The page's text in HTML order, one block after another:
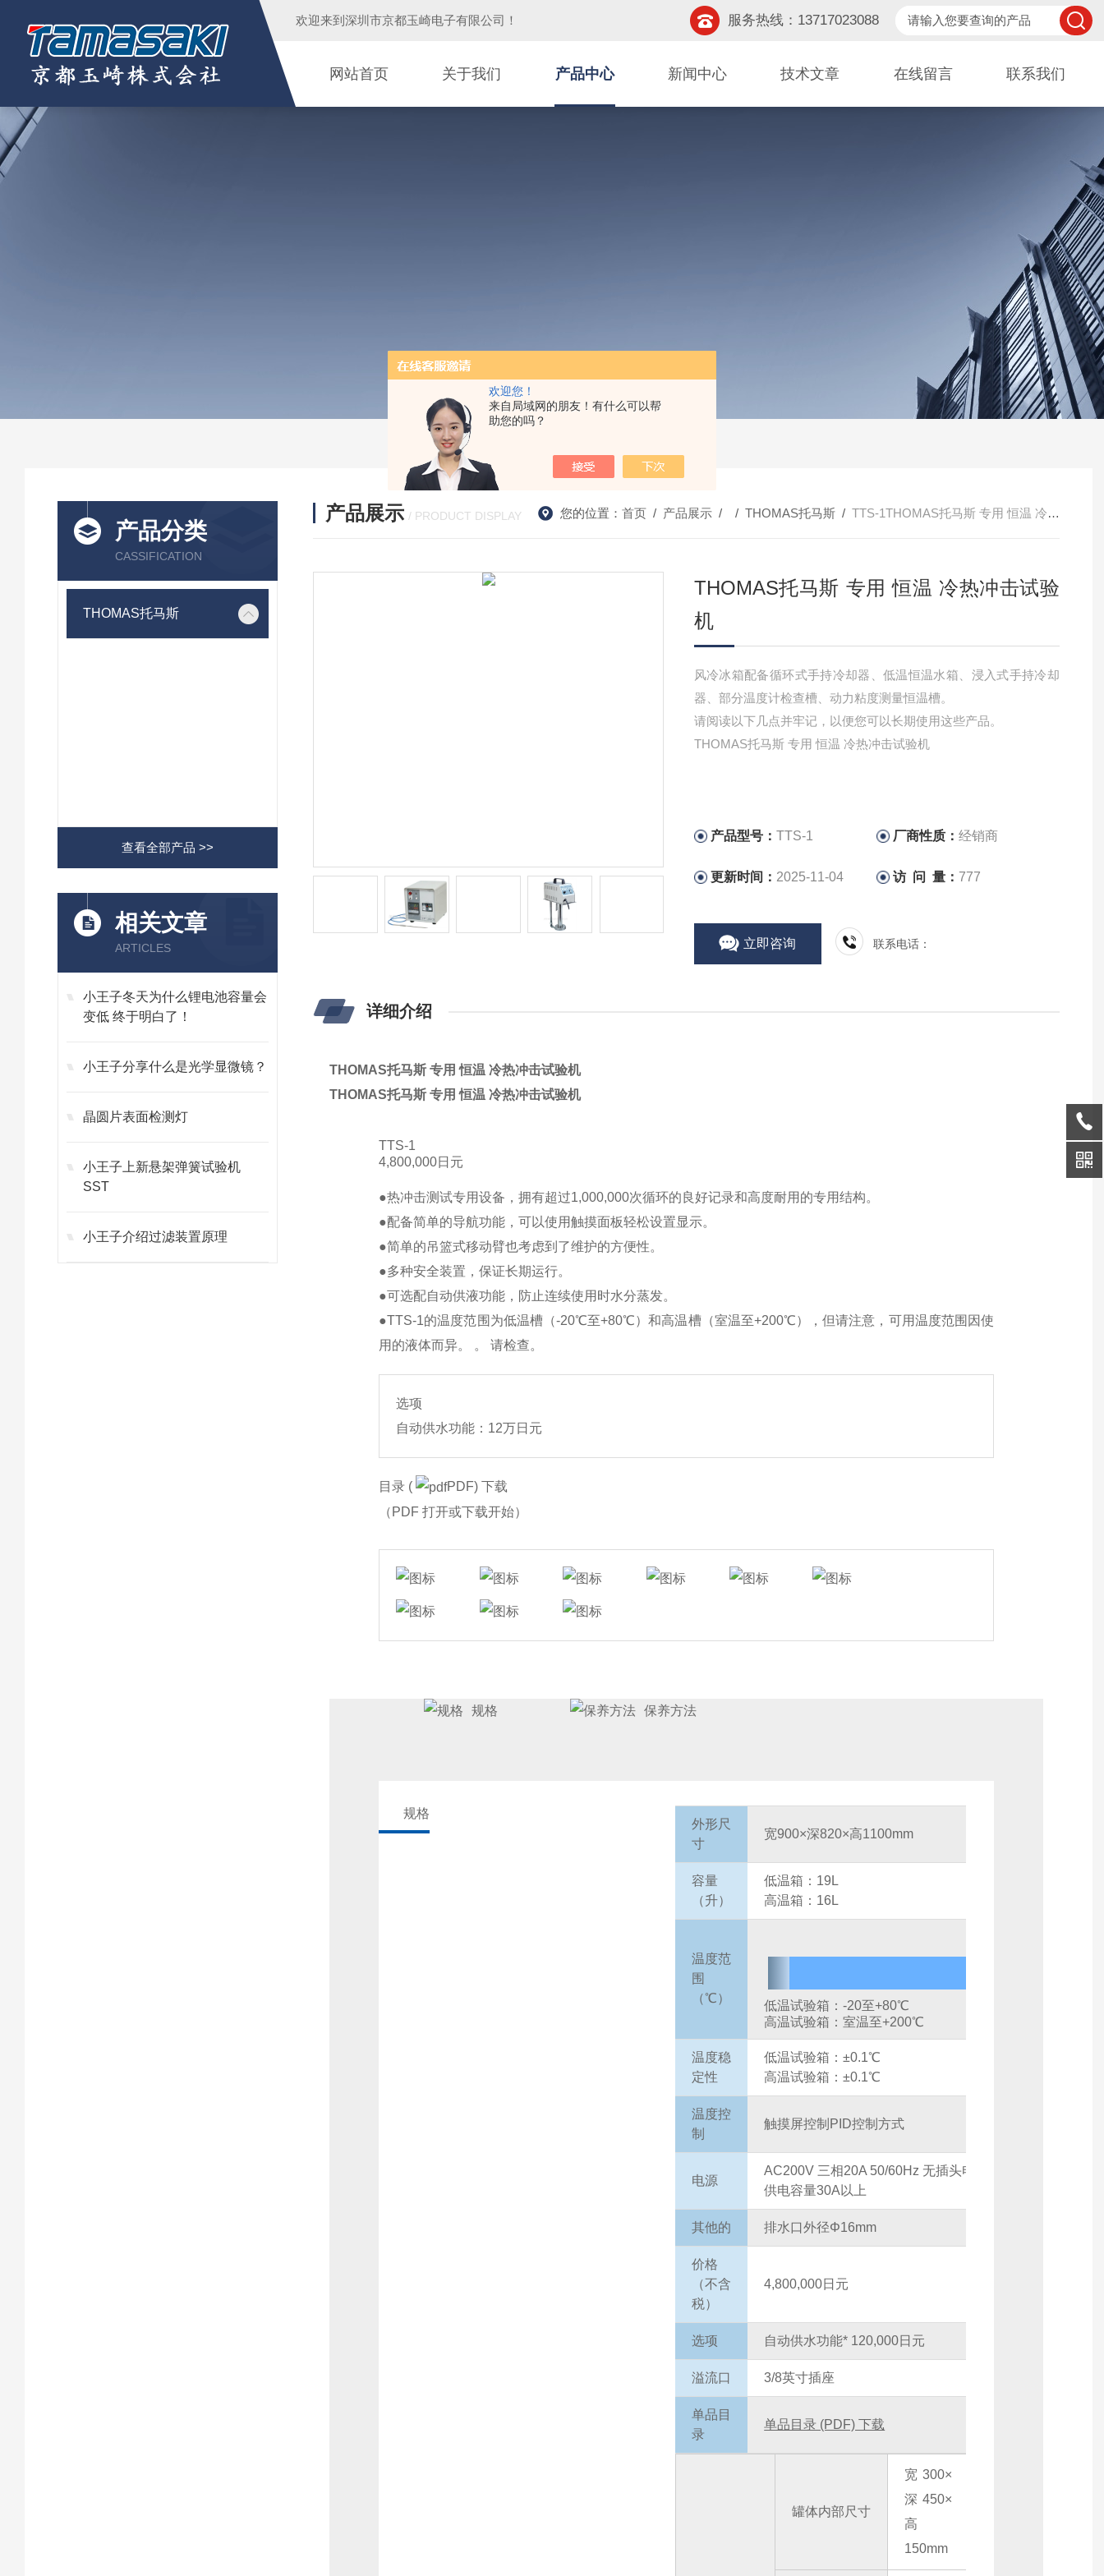
欢迎您！
来自局域网的朋友！有什么可以帮
助您的吗？
欢迎来到 深圳市京都玉崎电子有限公司 ！ 服务热线：13717023088
网站首页 关于我们 产品中心 新闻中心 技术文章 在线留言 联系我们
产品分类
CASSIFICATION
THOMAS托马斯
查看全部产品 >>
相关文章
ARTICLES
小王子冬天为什么锂电池容量会
变低 终于明白了！
小王子分享什么是光学显微镜？
晶圆片表面检测灯
小王子上新悬架弹簧试验机
SST
小王子介绍过滤装置原理
产品展示 / PRODUCT DISPLAY 您的位置： 首页/ 产品展示/ / THOMAS托马斯/ TTS-1THOMAS托马斯 专用 恒温 冷热冲击试验机
THOMAS托马斯 专用 恒温 冷热冲击试验
机
风冷冰箱配备循环式手持冷却器、低温恒温水箱、浸入式手持冷却
器、部分温度计检查槽、动力粘度测量恒温槽。
请阅读以下几点并牢记，以便您可以长期使用这些产品。
THOMAS托马斯 专用 恒温 冷热冲击试验机
产品型号： TTS-1 厂商性质：经销商
更新时间： 2025-11-04 访 问 量： 777
立即咨询 联系电话：
详细介绍
THOMAS托马斯 专用 恒温 冷热冲击试验机
THOMAS托马斯 专用 恒温 冷热冲击试验机
TTS-1
4,800,000日元
●热冲击测试专用设备，拥有超过1,000,000次循环的良好记录和高度耐用的专用结构。
●配备简单的导航功能，可以使用触摸面板轻松设置显示。
●简单的吊篮式移动臂也考虑到了维护的方便性。
●多种安全装置，保证长期运行。
●可选配自动供液功能，防止连续使用时水分蒸发。
●TTS-1的温度范围为低温槽（-20℃至+80℃）和高温槽（室温至+200℃），但请注意，可用温度范围因使
用的液体而异。 。 请检查。
选项
自动供水功能：12万日元
目录 (
PDF) 下载
（PDF 打开或下载开始）
规格 保养方法
规格
外形尺
寸
宽900×深820×高1100mm
容量
（升）
低温箱：19L
高温箱：16L
温度范
围
（℃）
低温试验箱：-20至+80℃
高温试验箱：室温至+200℃
温度稳
定性
低温试验箱：±0.1℃
高温试验箱：±0.1℃
温度控
制
触摸屏控制PID控制方式
电源
AC200V 三相20A 50/60Hz 无插头电源线3m
供电容量30A以上
其他的 排水口外径Φ16mm
价格
（不含
税）
4,800,000日元
选项 自动供水功能* 120,000日元
溢流口 3/8英寸插座
单品目
录
单品目录 (PDF) 下载
罐体内部尺寸
宽300×
深450×
高
150mm